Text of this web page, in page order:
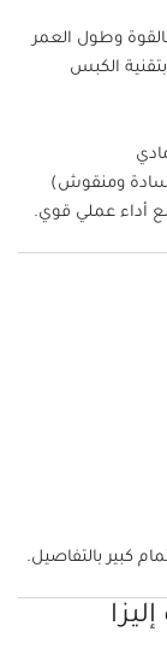
وطول العمر
الأبلاكاش الروسي بسمك 3 مم بتقنية الكبس
(سادة ومنقوش)
أداء عملي قوي.
كبير بالتفاصيل.